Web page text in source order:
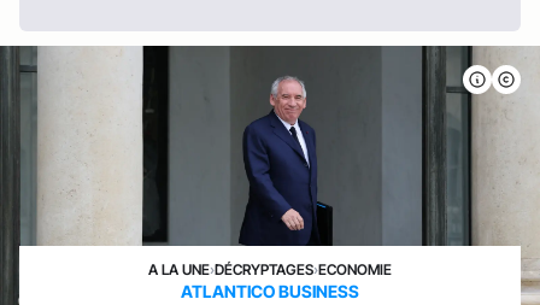
A LA UNE›DÉCRYPTAGES›ECONOMIE
ATLANTICO BUSINESS